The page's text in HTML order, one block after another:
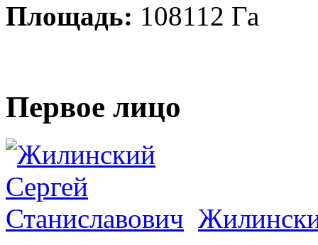
Площадь: 108112 Га
Первое лицо